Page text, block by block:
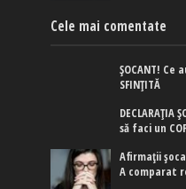
Cele mai comentate
ȘOCANT!
SFINȚITĂ
să faci un
Afirmaţii
A comparat